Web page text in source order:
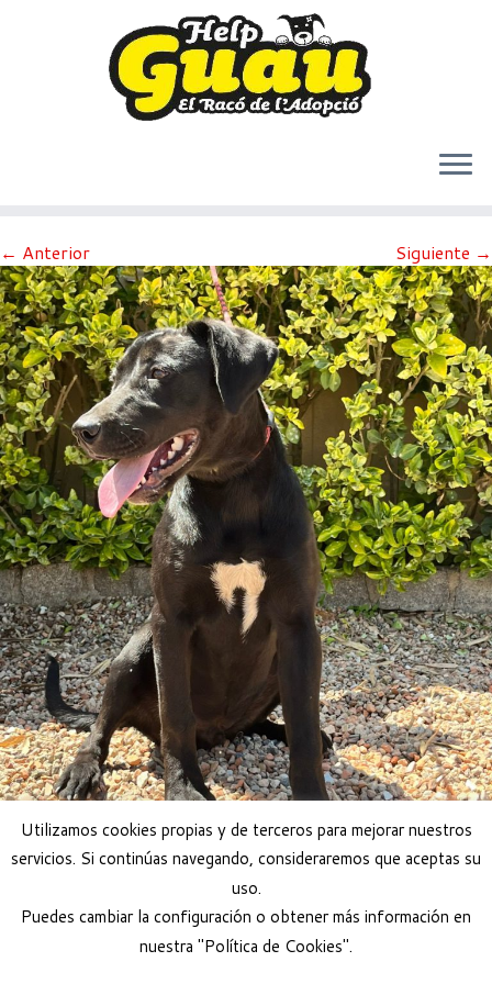
al
contenido
← Anterior Siguiente →
Utilizamos cookies propias y de terceros para mejorar nuestros
servicios. Si continúas navegando, consideraremos que aceptas su
uso.
Puedes cambiar la configuración o obtener más información en
nuestra "Política de Cookies".